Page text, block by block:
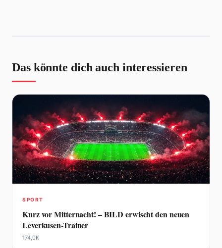
Das könnte dich auch interessieren
SPORT
Kurz vor Mitternacht! – BILD erwischt den neuen
Leverkusen-Trainer
174,0K